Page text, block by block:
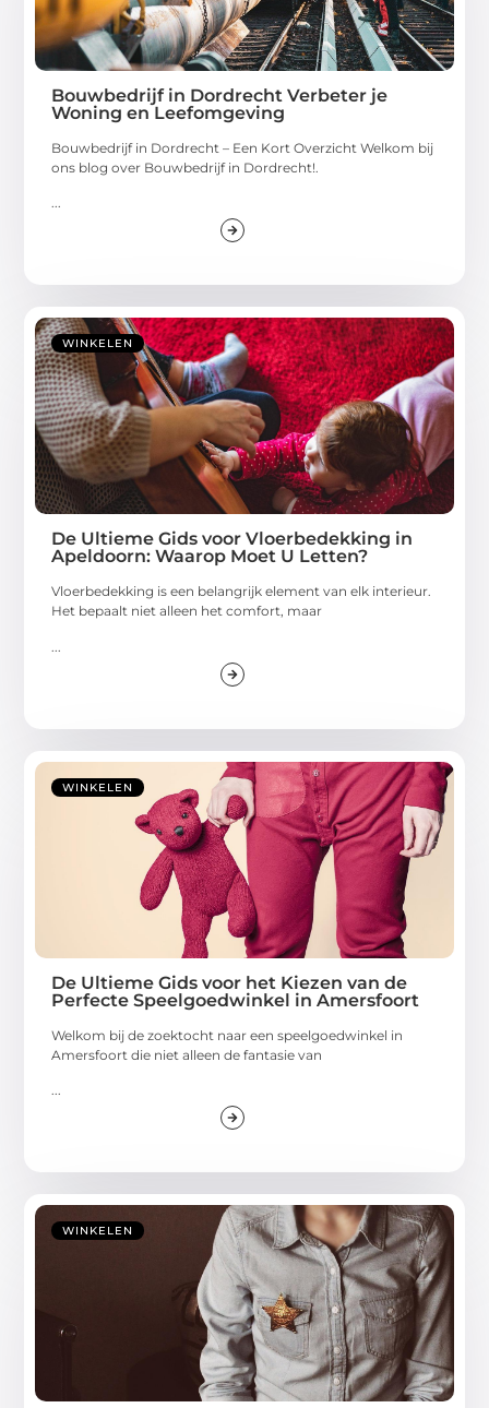
Bouwbedrijf in Dordrecht Verbeter je
Woning en Leefomgeving
Bouwbedrijf in Dordrecht – Een Kort Overzicht Welkom bij
ons blog over Bouwbedrijf in Dordrecht!.
...
WINKELEN
De Ultieme Gids voor Vloerbedekking in
Apeldoorn: Waarop Moet U Letten?
Vloerbedekking is een belangrijk element van elk interieur.
Het bepaalt niet alleen het comfort, maar
WINKELEN
De Ultieme Gids voor het Kiezen van de
Perfecte Speelgoedwinkel in Amersfoort
Welkom bij de zoektocht naar een speelgoedwinkel in
Amersfoort die niet alleen de fantasie van
WINKELEN